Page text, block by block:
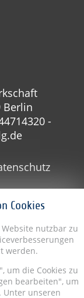
Cookies
nutzbar zu
werden.
um die Cookies zu
bearbeiten", um
Unter unseren
Berlin
-